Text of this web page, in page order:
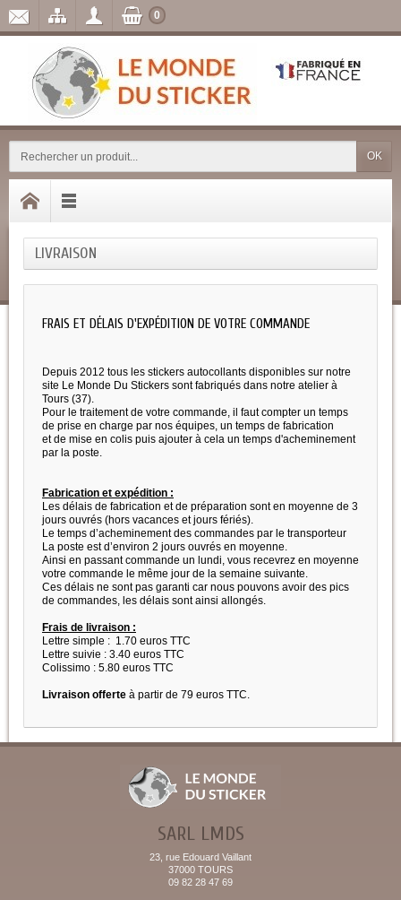
OK
0
LIVRAISON
FRAIS ET DÉLAIS D'EXPÉDITION DE VOTRE COMMANDE
Depuis 2012 tous les stickers autocollants disponibles sur notre
site Le Monde Du Stickers sont fabriqués dans notre atelier à
Tours (37).
Pour le traitement de votre commande, il faut compter un temps
de prise en charge par nos équipes, un temps de fabrication
et de mise en colis puis ajouter à cela un temps d'acheminement
par la poste.
Fabrication et expédition :
Les délais de fabrication et de préparation sont en moyenne de 3
jours ouvrés (hors vacances et jours fériés).
Le temps d’acheminement des commandes par le transporteur
La poste est d’environ 2 jours ouvrés en moyenne.
Ainsi en passant commande un lundi, vous recevrez en moyenne
votre commande le même jour de la semaine suivante.
Ces délais ne sont pas garanti car nous pouvons avoir des pics
de commandes, les délais sont ainsi allongés.
Frais de livraison :
Lettre simple : 1.70 euros TTC
Lettre suivie : 3.40 euros TTC
Colissimo : 5.80 euros TTC
Livraison offerte à partir de 79 euros TTC.
SARL LMDS
23, rue Edouard Vaillant
37000 TOURS
09 82 28 47 69